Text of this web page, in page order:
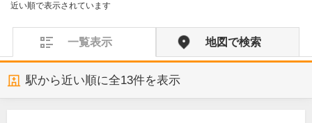
近い順で表示されています
一覧表示 地図で検索
駅から近い順に全13件を表示